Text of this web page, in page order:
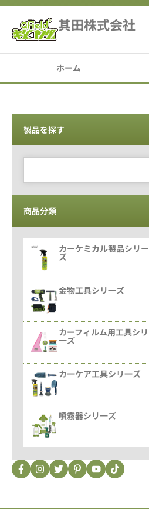
其田株式会社
ホーム
製品を探す
商品分類
カーケミカル製品シリー
ズ
金物工具シリ一ズ
カーフィルム用工具シリ
一ズ
カ一ケア工具シリ一ズ
噴霧器シリ一ズ